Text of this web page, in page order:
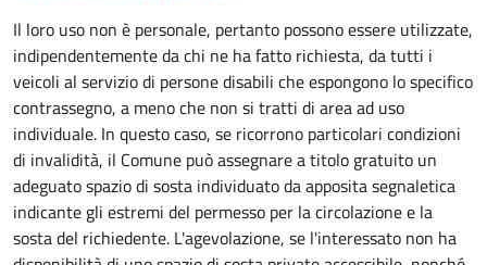
Il loro uso non è personale, pertanto possono essere utilizzate,
indipendentemente da chi ne ha fatto richiesta, da tutti i
veicoli al servizio di persone disabili che espongono lo specifico
contrassegno, a meno che non si tratti di area ad uso
individuale. In questo caso, se ricorrono particolari condizioni
di invalidità, il Comune può assegnare a titolo gratuito un
adeguato spazio di sosta individuato da apposita segnaletica
indicante gli estremi del permesso per la circolazione e la
sosta del richiedente. L'agevolazione, se l'interessato non ha